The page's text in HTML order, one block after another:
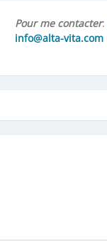
Pour me contacter:
info@alta-vita.com